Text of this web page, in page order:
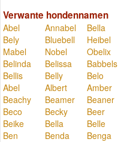
Verwante hondennamen
Abel Annabel Bella
Bely
Bluebell Heibel
Mabel
Nobel Obelix
Belinda
Belissa Babbels
Bellis
Belly Belo
Abel
Albert Amber
Beachy
Beamer Beaner
Beco
Becky Beer
Beike
Bella Belle
Ben
Benda Benga